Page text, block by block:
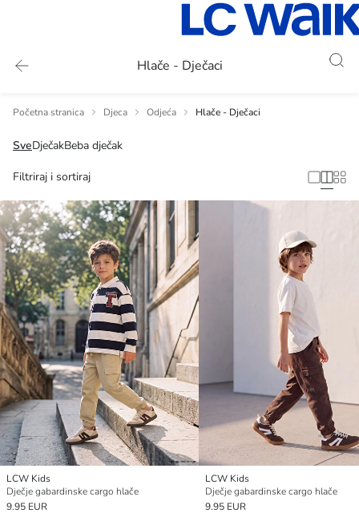
Hlače - Dječaci
Početna stranica Djeca Odjeća Hlače - Dječaci
SveDječakBeba dječak
Filtriraj i sortiraj
LCW Kids
Dječje gabardinske cargo hlače
9.95 EUR
LCW Kids
Dječje gabardinske cargo hlače
9.95 EUR